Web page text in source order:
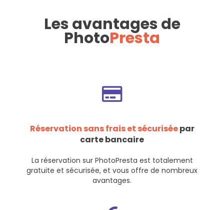
Les avantages de
PhotoPresta
Réservation sans frais et sécuriséepar
carte bancaire
La réservation sur PhotoPresta est totalement
gratuite et sécurisée, et vous offre de nombreux
avantages.